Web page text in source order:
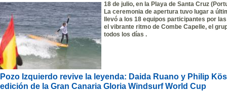
18 de julio, en la Playa de Santa Cruz
La ceremonia de apertura tuvo lugar a
llevó a los 18 equipos participantes por
el vibrante ritmo de Combe Capelle, el
todos los días .
Pozo Izquierdo revive la leyenda: Daida Ruano y Philip
edición de la Gran Canaria Gloria Windsurf World Cup